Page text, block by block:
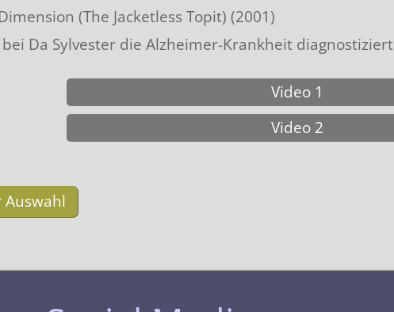
(The Jacketless Topit) (2001)
Da Sylvester die Alzheimer-Krankheit
Video 1
Video 2
Auswahl